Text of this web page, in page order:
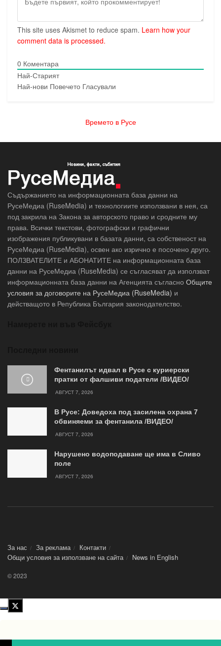
This site uses Akismet to reduce spam. Learn how your
comment data is processed.
0 Коментара
Най-Старият
Най-нови Повечето Гласували
Времето в Русе
Съдържанието на информационната база данни на
РусеМедиа (RuseMedia) и технологиите използвани в нея, са
под закрила на Закона за авторското право и сродните му
права. Всички текстови, фотографски и графични
изображения публикувани в базата данни, са собственост на
РусеМедиа (RuseMedia), освен ако изрично е посочено друго.
ПОЛЗВАТЕЛИТЕ и АБОНАТИТЕ на информационната база
данни на РусеМедиа (RuseMedia) се съгласяват да използват
информационната база данни на Агенцията съгласно Общите
условия за договорите на РусеМедиа (RuseMedia) и
действащото в Република България законодателство.
Фентанилът идвал в Русе с куриерски
пратки от фалшиви податели /ВИДЕО/
АВГУСТ 7, 2026
В Русе: Доведоха под засилена охрана 7
обвиняеми за фентанила /ВИДЕО/
АВГУСТ 7, 2026
Нарушено водоподаване ще има в Сливо
поле
АВГУСТ 7, 2026
За нас За реклама
Контакти
Общи условия за използване на сайта
News in Еnglish
© 2023